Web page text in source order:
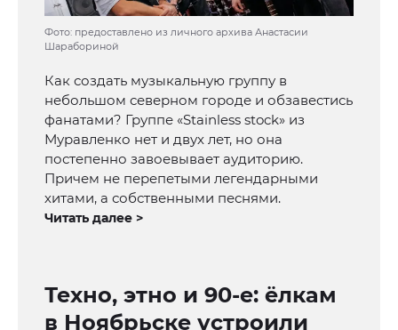
Фото: предоставлено из личного архива Анастасии
Шарабориной
Как создать музыкальную группу в
небольшом северном городе и обзавестись
фанатами? Группе «Stainless stock» из
Муравленко нет и двух лет, но она
постепенно завоевывает аудиторию.
Причем не перепетыми легендарными
хитами, а собственными песнями.
Читать далее >
Техно, этно и 90-е: ёлкам
в Ноябрьске устроили